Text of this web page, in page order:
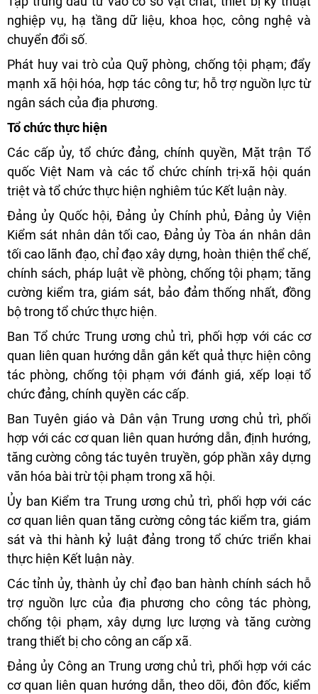
nghiệp vụ, hạ tầng dữ liệu, khoa học, công nghệ và
chuyển đổi số.
Phát huy vai trò của Quỹ phòng, chống tội phạm; đẩy
mạnh xã hội hóa, hợp tác công tư; hỗ trợ nguồn lực từ
ngân sách của địa phương.
Tổ chức thực hiện
Các cấp ủy, tổ chức đảng, chính quyền, Mặt trận Tổ
quốc Việt Nam và các tổ chức chính trị-xã hội quán
triệt và tổ chức thực hiện nghiêm túc Kết luận này.
Đảng ủy Quốc hội, Đảng ủy Chính phủ, Đảng ủy Viện
Kiểm sát nhân dân tối cao, Đảng ủy Tòa án nhân dân
tối cao lãnh đạo, chỉ đạo xây dựng, hoàn thiện thể chế,
chính sách, pháp luật về phòng, chống tội phạm; tăng
cường kiểm tra, giám sát, bảo đảm thống nhất, đồng
bộ trong tổ chức thực hiện.
Ban Tổ chức Trung ương chủ trì, phối hợp với các cơ
quan liên quan hướng dẫn gắn kết quả thực hiện công
tác phòng, chống tội phạm với đánh giá, xếp loại tổ
chức đảng, chính quyền các cấp.
Ban Tuyên giáo và Dân vận Trung ương chủ trì, phối
hợp với các cơ quan liên quan hướng dẫn, định hướng,
tăng cường công tác tuyên truyền, góp phần xây dựng
văn hóa bài trừ tội phạm trong xã hội.
Ủy ban Kiểm tra Trung ương chủ trì, phối hợp với các
cơ quan liên quan tăng cường công tác kiểm tra, giám
sát và thi hành kỷ luật đảng trong tổ chức triển khai
thực hiện Kết luận này.
Các tỉnh ủy, thành ủy chỉ đạo ban hành chính sách hỗ
trợ nguồn lực của địa phương cho công tác phòng,
chống tội phạm, xây dựng lực lượng và tăng cường
trang thiết bị cho công an cấp xã.
Đảng ủy Công an Trung ương chủ trì, phối hợp với các
cơ quan liên quan hướng dẫn, theo dõi, đôn đốc, kiểm